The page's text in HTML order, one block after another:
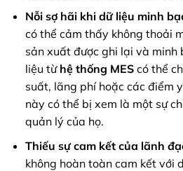
Nỗi sợ hãi khi dữ liệu minh
có thể cảm thấy không thoải
sản xuất được ghi lại và minh
liệu từ hệ thống MEScó thể
suất, lãng phí hoặc các điểm
này có thể bị xem là một sự
quản lý của họ.
Thiếu sự cam kết của lãnh
không hoàn toàn cam kết với